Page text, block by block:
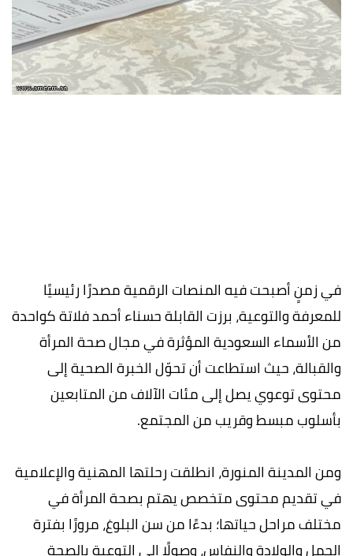
في زمنٍ أصبحت فيه المنصات الرقمية مصدرًا رئيسيًا
للمعرفة والتوعية، برزت القابلة حسناء أحمد فلاتة كواحدة
من الأسماء السعودية المؤثرة في مجال صحة المرأة
والقبالة، حيث استطاعت أن تحوّل الخبرة الصحية إلى
محتوى توعوي يصل إلى مئات الآلاف من المتابعين
بأسلوب مبسط وقريب من المجتمع.
ومن المدينة المنورة، انطلقت رحلتها المهنية والإعلامية
في تقديم محتوى متخصص يهتم بصحة المرأة في
مختلف مراحل حياتها؛ بدءًا من سن البلوغ، مرورًا بفترة
الحمل والولادة والنفاس، وصولًا إلى التوعية بالصحة